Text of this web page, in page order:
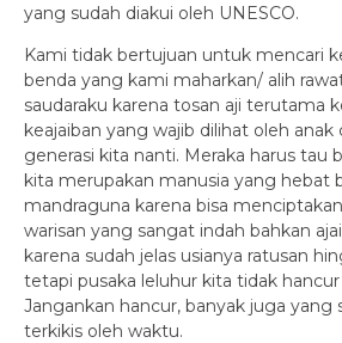
yang sudah diakui oleh UNESCO.
Kami tidak bertujuan untuk mencari
benda yang kami maharkan/ alih
saudaraku karena tosan aji terutama
keajaiban yang wajib dilihat oleh anak
generasi kita nanti. Meraka harus tau
kita merupakan manusia yang hebat
mandraguna karena bisa
warisan yang sangat indah bahkan
karena sudah jelas usianya ratusan
tetapi pusaka leluhur kita tidak
Jangankan hancur, banyak juga yang
terkikis oleh waktu.